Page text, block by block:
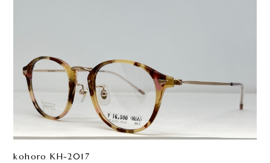
kohoro KH-2017